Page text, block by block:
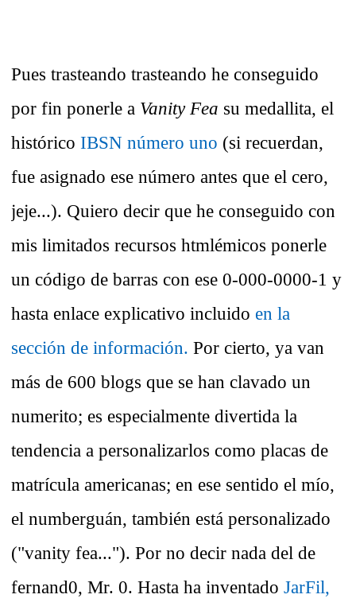
Pues trasteando trasteando he conseguido
por fin ponerle a Vanity Fea su medallita, el
histórico IBSN número uno (si recuerdan,
fue asignado ese número antes que el cero,
jeje...). Quiero decir que he conseguido con
mis limitados recursos htmlémicos ponerle
un código de barras con ese 0-000-0000-1 y
hasta enlace explicativo incluido en la
sección de información. Por cierto, ya van
más de 600 blogs que se han clavado un
numerito; es especialmente divertida la
tendencia a personalizarlos como placas de
matrícula americanas; en ese sentido el mío,
el numberguán, también está personalizado
("vanity fea..."). Por no decir nada del de
fernand0, Mr. 0. Hasta ha inventado JarFil,